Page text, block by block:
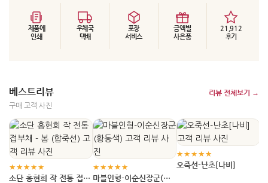
와 격식이 달라지기 때문입니다.
을 나누어 보는 편이 좋습니다.
제품에
인쇄
우체국
택배
포장
서비스
금액별
사은품
21,912
후기
베스트리뷰
구매 고객 사진
리뷰 전체보기 →
★★★★★
소단 홍현희 작 전통 접부
★★★★★
마블인형-이순신장군(황
★★★★★
오죽선-난초[나비]